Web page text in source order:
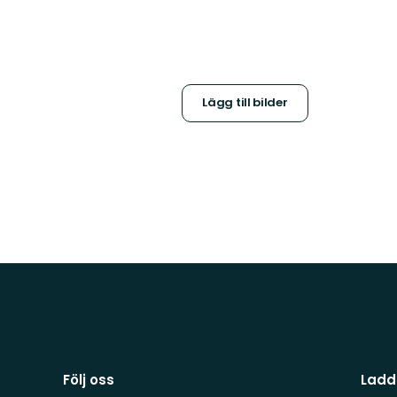
Lägg till bilder
Följ oss